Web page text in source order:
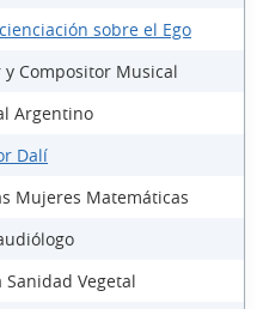
sobre el Ego
Compositor Musical
Argentino
Dalí
Mujeres Matemáticas
Vegetal